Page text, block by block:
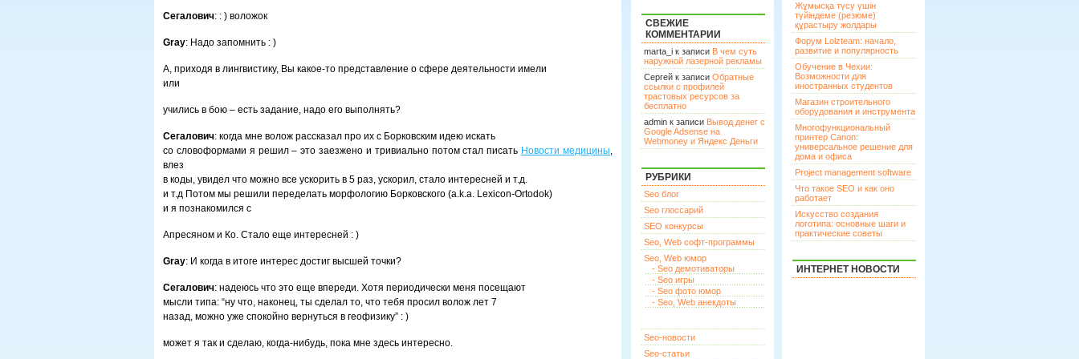
Сегалович: : ) воложок
Gray: Надо запомнить : )
А, приходя в лингвистику, Вы какое-то представление о сфере деятельности имели
или
учились в бою – есть задание, надо его выполнять?
Сегалович: когда мне волож рассказал про их с Борковским идею искать
со словоформами я решил – это заезжено и тривиально потом стал писать Новости медицины,
влез
в коды, увидел что можно все ускорить в 5 раз, ускорил, стало интересней и т.д.
и т.д Потом мы решили переделать морфологию Борковского (a.k.a. Lexicon-Ortodok)
и я познакомился с
Апресяном и Ко. Стало еще интересней : )
Gray: И когда в итоге интерес достиг высшей точки?
Сегалович: надеюсь что это еще впереди. Хотя периодически меня посещают
мысли типа: “ну что, наконец, ты сделал то, что тебя просил волож лет 7
назад, можно уже спокойно вернуться в геофизику” : )
может я так и сделаю, когда-нибудь, пока мне здесь интересно.
СВЕЖИЕ
КОММЕНТАРИИ
marta_i к записи В чем суть
наружной лазерной рекламы
Сергей к записи Обратные
ссылки с профилей
трастовых ресурсов за
бесплатно
admin к записи Вывод денег с
Google Adsense на
Webmoney и Яндекс Деньги
РУБРИКИ
Seo блог
Seo глоссарий
SEO конкурсы
Seo, Web софт-программы
Seo, Web юмор
- Seo демотиваторы
- Seo игры
- Seo фото юмор
- Seo, Web анекдоты
Seo-новости
Seo-статьи
Жұмысқа түсу үшін
түйіндеме (резюме)
құрастыру жолдары
Форум Lolzteam: начало,
развитие и популярность
Обучение в Чехии:
Возможности для
иностранных студентов
Магазин строительного
оборудования и инструмента
Многофункциональный
принтер Canon:
универсальное решение для
дома и офиса
Project management software
Что такое SEO и как оно
работает
Искусство создания
логотипа: основные шаги и
практические советы
ИНТЕРНЕТ НОВОСТИ